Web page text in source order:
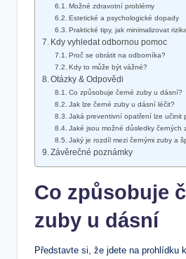
Možné zdravotní problémy
Estetické a psychologické dopady
Praktické tipy, jak minimalizovat
Kdy vyhledat odbornou pomoc
Proč se obrátit na odborníka?
Kdy to může být vážné?
Otázky & Odpovědi
Co způsobuje černé zuby u dásní?
Jak lze černé zuby u dásní léčit?
Jaká preventivní opatření lze učinit
Jaké jsou možné důsledky černých
Jaký je rozdíl mezi černými zuby a
Závěrečné poznámky
Co způsobuje
zuby u dásní
Představte si, že jdete na prohlídku